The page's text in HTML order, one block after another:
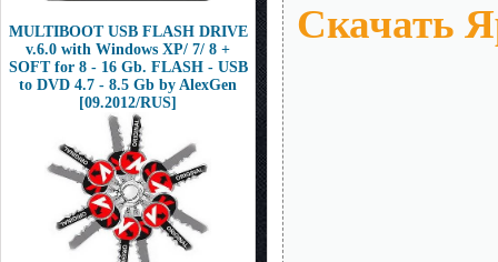
MULTIBOOT USB FLASH DRIVE
v.6.0 with Windows XP/ 7/ 8 +
SOFT for 8 - 16 Gb. FLASH - USB
to DVD 4.7 - 8.5 Gb by AlexGen
[09.2012/RUS]
Скачать